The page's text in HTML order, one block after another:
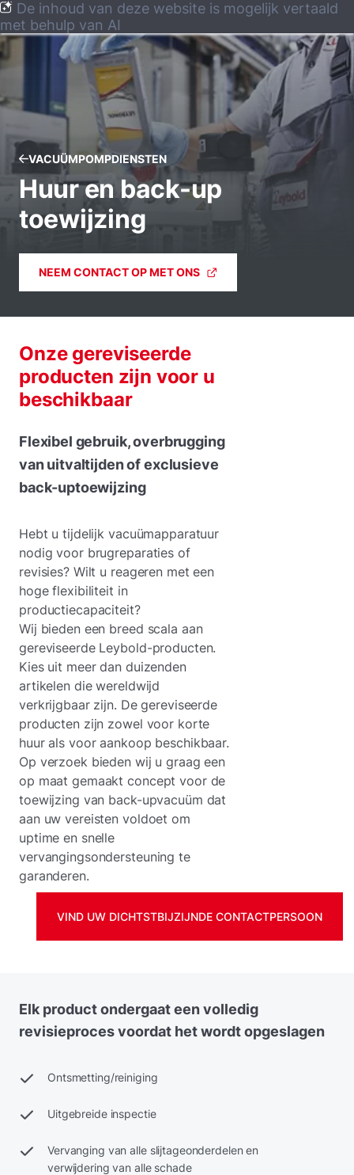
De inhoud van deze website is mogelijk vertaald
met behulp van AI
VACUÜMPOMPDIENSTEN
Huur en back-up
toewijzing
NEEM CONTACT OP MET ONS
Onze gereviseerde
producten zijn voor u
beschikbaar
Flexibel gebruik, overbrugging
van uitvaltijden of exclusieve
back-uptoewijzing
Hebt u tijdelijk vacuümapparatuur
nodig voor brugreparaties of
revisies? Wilt u reageren met een
hoge flexibiliteit in
productiecapaciteit?
Wij bieden een breed scala aan
gereviseerde Leybold-producten.
Kies uit meer dan duizenden
artikelen die wereldwijd
verkrijgbaar zijn. De gereviseerde
producten zijn zowel voor korte
huur als voor aankoop beschikbaar.
Op verzoek bieden wij u graag een
op maat gemaakt concept voor de
toewijzing van back-upvacuüm dat
aan uw vereisten voldoet om
uptime en snelle
vervangingsondersteuning te
garanderen.
VIND UW DICHTSTBIJZIJNDE CONTACTPERSOON
Elk product ondergaat een volledig
revisieproces voordat het wordt opgeslagen
Ontsmetting/reiniging
Uitgebreide inspectie
Vervanging van alle slijtageonderdelen en
verwijdering van alle schade